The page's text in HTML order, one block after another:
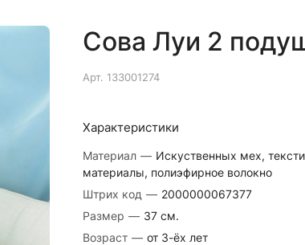
Сова Луи 2
Арт. 133001274
Характеристики
Материал — Искуственных мех,
материалы, полиэфирное волокно
Штрих код — 2000000067377
Размер — 37 см.
Возраст — от 3-ёх лет